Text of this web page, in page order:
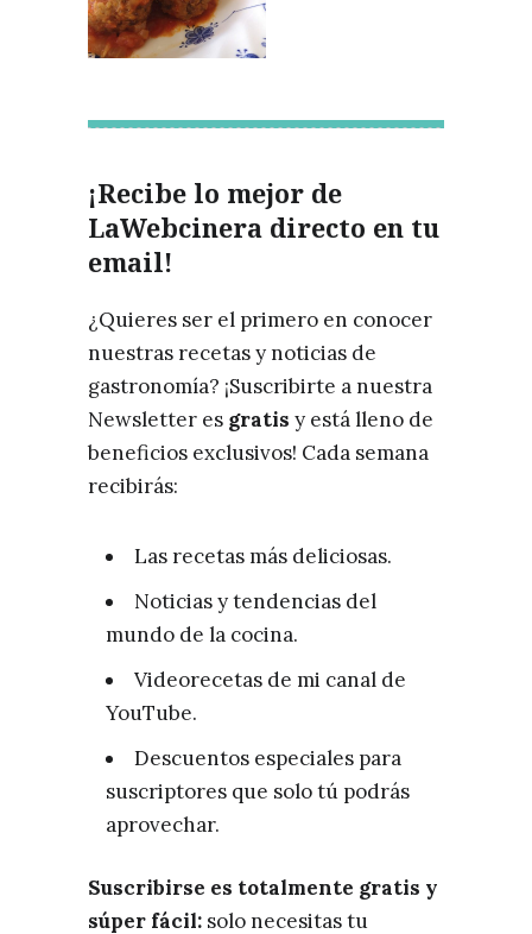
¡Recibe lo mejor de
LaWebcinera directo en tu
email!
¿Quieres ser el primero en conocer
nuestras recetas y noticias de
gastronomía? ¡Suscribirte a nuestra
Newsletter es gratis y está lleno de
beneficios exclusivos! Cada semana
recibirás:
Las recetas más deliciosas.
Noticias y tendencias del
mundo de la cocina.
Videorecetas de mi canal de
YouTube.
Descuentos especiales para
suscriptores que solo tú podrás
aprovechar.
Suscribirse es totalmente gratis y
súper fácil: solo necesitas tu